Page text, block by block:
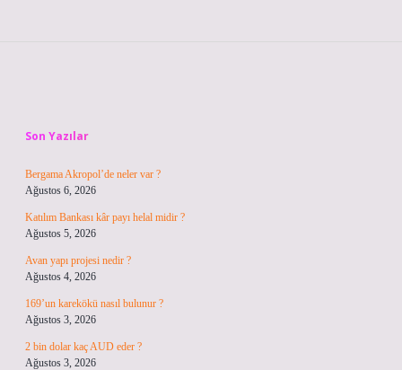
Son Yazılar
Bergama Akropol’de neler var ?
Ağustos 6, 2026
Katılım Bankası kâr payı helal midir ?
Ağustos 5, 2026
Avan yapı projesi nedir ?
Ağustos 4, 2026
169’un karekökü nasıl bulunur ?
Ağustos 3, 2026
2 bin dolar kaç AUD eder ?
Ağustos 3, 2026